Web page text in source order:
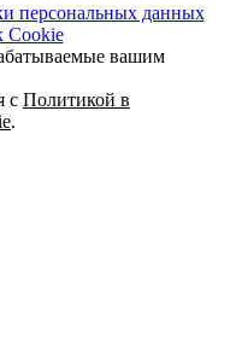
персональных данных
Cookie
вашим
с Политикой в
.